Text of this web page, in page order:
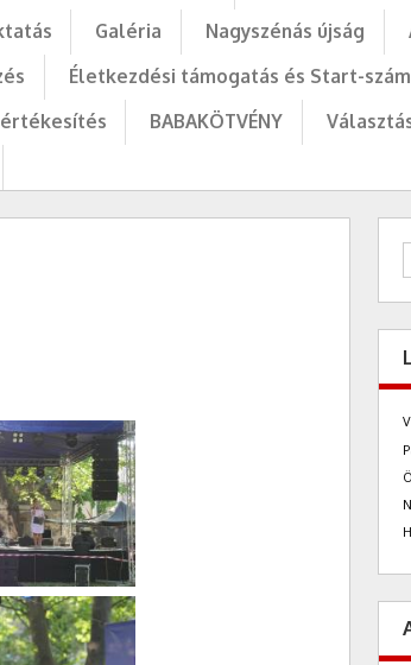
Galéria Nagyszénás újság
Életkezdési támogatás és Start-
értékesítés BABAKÖTVÉNY